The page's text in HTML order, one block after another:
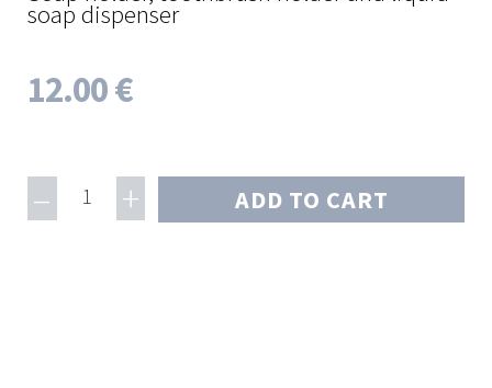
soap dispenser
12.00 €
– 1 + ADD TO CART